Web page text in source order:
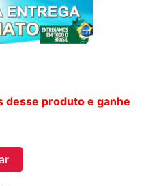
desse produto e ganhe